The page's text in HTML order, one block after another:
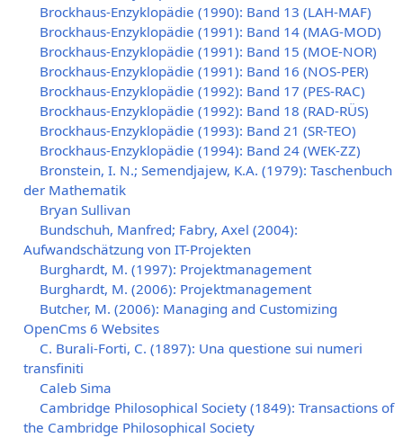
Brockhaus-Enzyklopädie (1990): Band 13 (LAH-MAF)
Brockhaus-Enzyklopädie (1991): Band 14 (MAG-MOD)
Brockhaus-Enzyklopädie (1991): Band 15 (MOE-NOR)
Brockhaus-Enzyklopädie (1991): Band 16 (NOS-PER)
Brockhaus-Enzyklopädie (1992): Band 17 (PES-RAC)
Brockhaus-Enzyklopädie (1992): Band 18 (RAD-RÜS)
Brockhaus-Enzyklopädie (1993): Band 21 (SR-TEO)
Brockhaus-Enzyklopädie (1994): Band 24 (WEK-ZZ)
Bronstein, I. N.; Semendjajew, K.A. (1979): Taschenbuch
der Mathematik
Bryan Sullivan
Bundschuh, Manfred; Fabry, Axel (2004):
Aufwandschätzung von IT-Projekten
Burghardt, M. (1997): Projektmanagement
Burghardt, M. (2006): Projektmanagement
Butcher, M. (2006): Managing and Customizing
OpenCms 6 Websites
C. Burali-Forti, C. (1897): Una questione sui numeri
transfiniti
Caleb Sima
Cambridge Philosophical Society (1849): Transactions of
the Cambridge Philosophical Society